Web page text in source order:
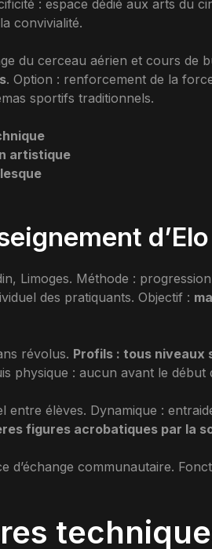
: espace dédié aux arts du
convivialité.
du cerceau aérien et cours de
. Option : renforcement de la
sportifs traditionnels.
artistique
Limoges. Méthode :
des pratiquants. Objectif :
révolus. Profils : tous niveaux
physique : aucun avant le début
entre élèves. Dynamique :
figures acrobatiques par la
d’échange communautaire.